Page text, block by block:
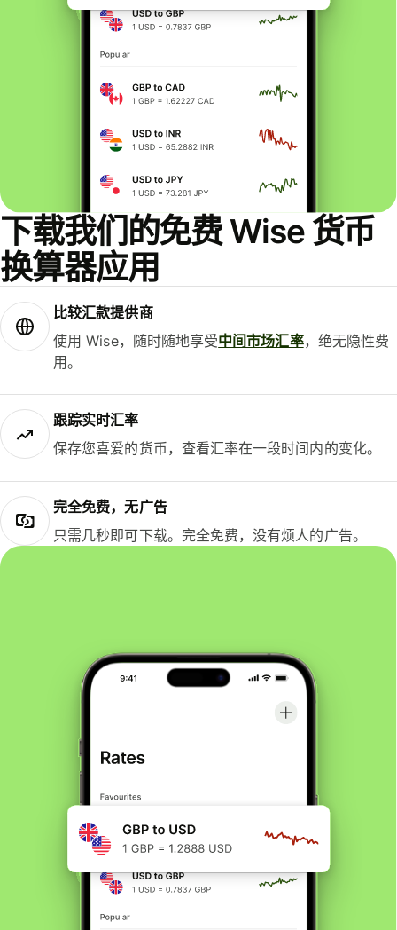
下载我们的免费 Wise 货币
换算器应用
比较汇款提供商
使用 Wise，随时随地享受中间市场汇率，绝无隐性费
用。
跟踪实时汇率
保存您喜爱的货币，查看汇率在一段时间内的变化。
完全免费，无广告
只需几秒即可下载。完全免费，没有烦人的广告。